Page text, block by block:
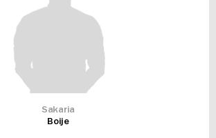
Sakaria
Boije